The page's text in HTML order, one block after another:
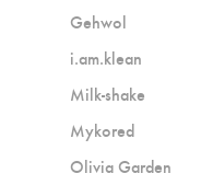
Gehwol
i.am.klean
Milk-shake
Mykored
Olivia Garden